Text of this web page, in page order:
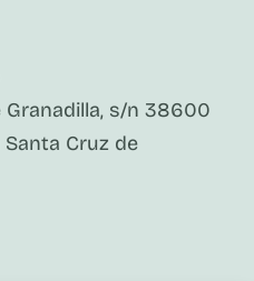
s/n 38600
Cruz de